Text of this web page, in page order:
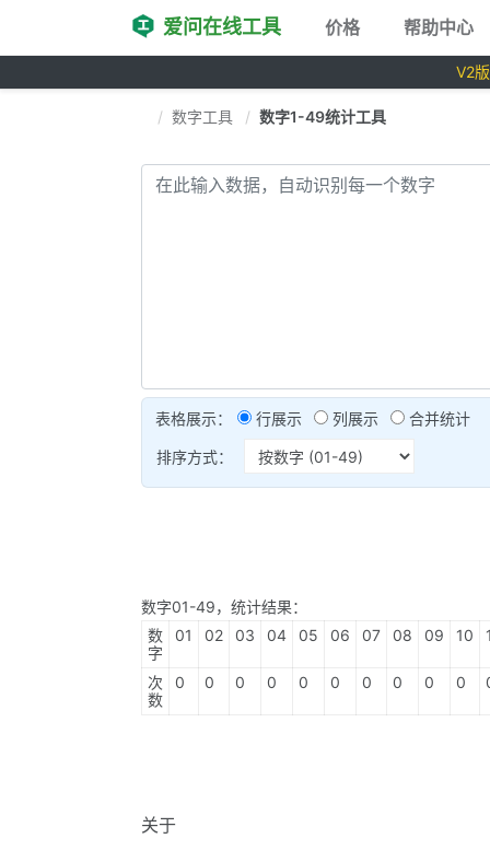
爱问在线工具 价格 帮助中心
V2
数字工具 数字1-49统计工具
表格展示： 行展示 列展示 合并统计
排序方式：
数字01-49，统计结果：
数
字
01 02 03 04 05 06 07 08 09 10
次
数
0 0 0 0 0 0 0 0 0 0
关于